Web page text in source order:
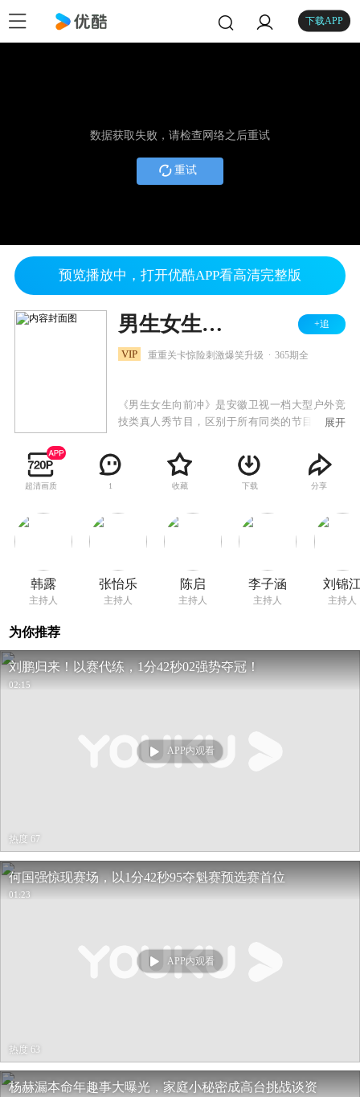
下载APP
数据获取失败，请检查网络之后重试
重试
预览播放中，打开优酷APP看高清完整版
男生女生向前冲 2025 +追
VIP 重重关卡惊险刺激爆笑升级 365期全
《男生女生向前冲》是安徽卫视一档大型户外竞
技类真人秀节目，区别于所有同类的节目，特别
现不同的看点和亮点。赛道将专门针对男女不同
的运动特点，进行不同的关卡设计：男生赛道将
更注重力量与速度，而女生赛道则在智慧与趣味
重重，惊险刺激爆笑升级，更有从热带雨林到冰
河世纪的全新视觉享受，节目从赛制、形式上标
传达，具有自己独特的亮点。作为午间传奇榜样
节目，成功打造品牌合作的优质样板间！伙伴需
求实时响应，专属内容快速上屏，成为面向00后
展开
超清画质 1 收藏 下载 分享
韩露
主持人
张怡乐
主持人
陈启
主持人
李子涵
主持人
刘锦
主持人
为你推荐
刘鹏归来！以赛代练，1分42秒02强势夺冠！
02:15
APP内观看
热度 67
何国强惊现赛场，以1分42秒95夺魁赛预选赛首位
01:23
APP内观看
热度 63
杨赫漏本命年趣事大曝光，家庭小秘密成高台挑战谈资